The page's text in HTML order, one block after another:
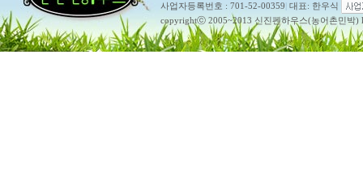
사업자등록번호 : 701-52-00359 대표: 한우식
copyrightⓒ 2005~2013 신진펜하우스(농어촌민박)